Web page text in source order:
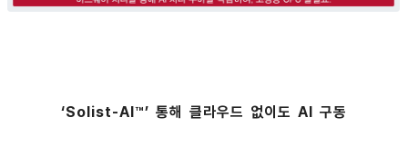
‘Solist-AI™’ 통해 클라우드 없이도 AI 구동